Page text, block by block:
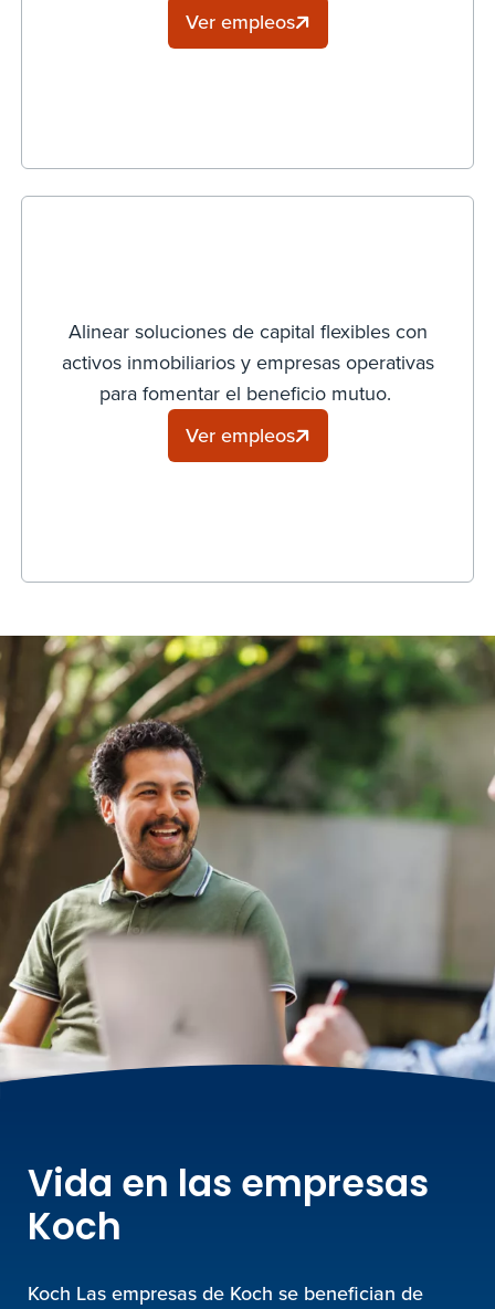
Ver empleos
Alinear soluciones de capital flexibles con
activos inmobiliarios y empresas operativas
para fomentar el beneficio mutuo.
Ver empleos
Vida en las empresas
Koch
Koch Las empresas de Koch se benefician de